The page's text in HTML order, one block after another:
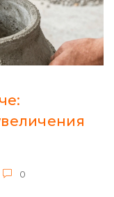
0